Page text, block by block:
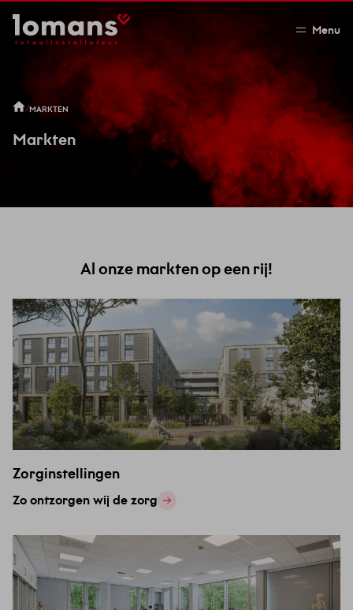
Menu
/MARKTEN
Markten
Al onze markten op een rij!
Zorginstellingen
Zo ontzorgen wij de zorg